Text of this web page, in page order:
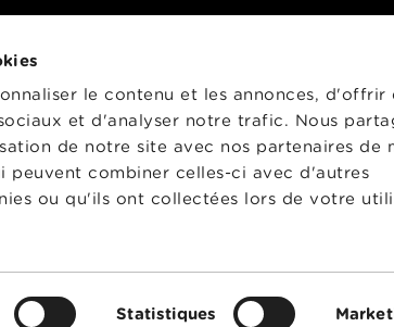
le contenu et les annonces, d'offrir
et d'analyser notre trafic. Nous
de notre site avec nos partenaires de
peuvent combiner celles-ci avec d'autres
ou qu'ils ont collectées lors de votre
Statistiques
Fibre
Sécurité
État du réseau